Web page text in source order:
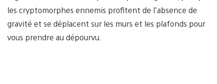
les cryptomorphes ennemis profitent de l’absence de
gravité et se déplacent sur les murs et les plafonds pour
vous prendre au dépourvu.